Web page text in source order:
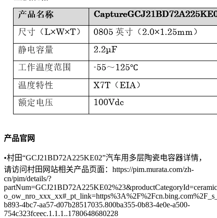
产品官网
•村田“GCJ21BD72A225KE02”汽车用多层陶瓷电容器详情，
请访问村田网站相关产品页面：https://pim.murata.com/zh-
cn/pim/details/?
b893-4bc7-aa57-d07b28517035.800ba355-0b83-4e0e-a500-
754c323fceec.1.1.1..1780648680228